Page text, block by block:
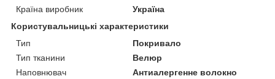
Країна виробник
Україна
Користувальницькі характеристики
Тип
Покривало
Тип тканини
Велюр
Наповнювач
Антиалергенне волокно